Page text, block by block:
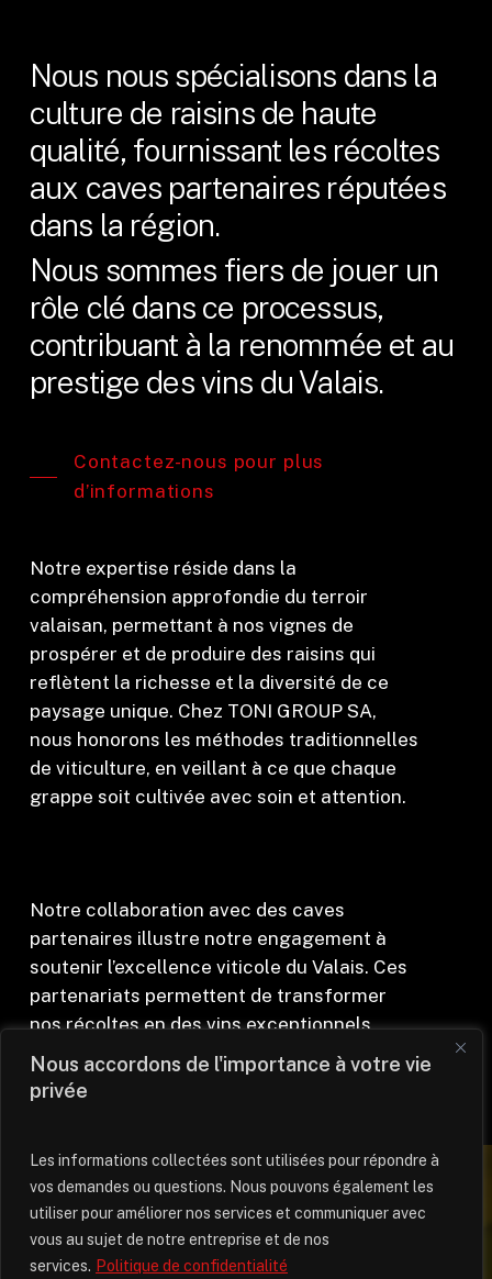
Nous accordons de l'importance à votre vie
privée
Les informations collectées sont utilisées pour répondre à
vos demandes ou questions. Nous pouvons également les
utiliser pour améliorer nos services et communiquer avec
vous au sujet de notre entreprise et de nos
services. Politique de confidentialité
Nous nous spécialisons dans la
culture de raisins de haute
qualité, fournissant les récoltes
aux caves partenaires réputées
dans la région.
Nous sommes fiers de jouer un
rôle clé dans ce processus,
contribuant à la renommée et au
prestige des vins du Valais.
Contactez-nous pour plus
d’informations
Notre expertise réside dans la
compréhension approfondie du terroir
valaisan, permettant à nos vignes de
prospérer et de produire des raisins qui
reflètent la richesse et la diversité de ce
paysage unique. Chez TONI GROUP SA,
nous honorons les méthodes traditionnelles
de viticulture, en veillant à ce que chaque
grappe soit cultivée avec soin et attention.
Notre collaboration avec des caves
partenaires illustre notre engagement à
soutenir l’excellence viticole du Valais. Ces
partenariats permettent de transformer
nos récoltes en des vins exceptionnels,
appréciés tant localement qu’à
l’international.
Soutenez l'Excellence Viticole
Découvrez nos partenaires.